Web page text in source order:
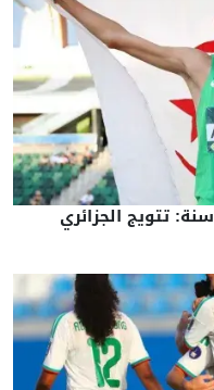
ألعاب القوى/ مونديال أقل من 20 سنة: تتويج الجزائري